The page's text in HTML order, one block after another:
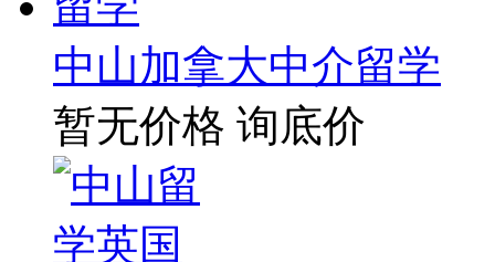
中山加拿大中介留学
暂无价格 询底价